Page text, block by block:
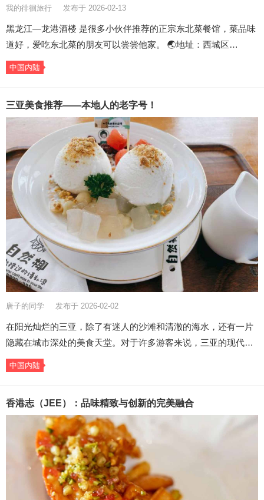
我的徘徊旅行 发布于 2026-02-13
黑龙江—龙港酒楼 是很多小伙伴推荐的正宗东北菜餐馆，菜品味
道好，爱吃东北菜的朋友可以尝尝他家。 🌏地址：西城区…
中国内陆
三亚美食推荐——本地人的老字号！
唐子的同学 发布于 2026-02-02
在阳光灿烂的三亚，除了有迷人的沙滩和清澈的海水，还有一片
隐藏在城市深处的美食天堂。对于许多游客来说，三亚的现代…
中国内陆
香港志（JEE）：品味精致与创新的完美融合